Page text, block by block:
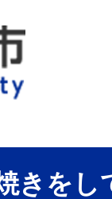
きをし